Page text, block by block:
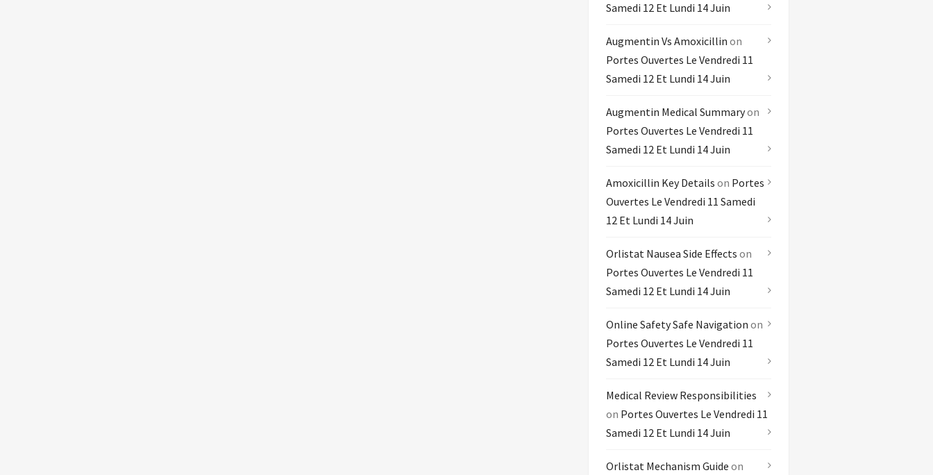
Samedi 12 Et Lundi 14 Juin
Augmentin Vs Amoxicillin on
Portes Ouvertes Le Vendredi 11
Samedi 12 Et Lundi 14 Juin
Augmentin Medical Summaryon
Portes Ouvertes Le Vendredi 11
Samedi 12 Et Lundi 14 Juin
Amoxicillin Key Details on Portes
Ouvertes Le Vendredi 11 Samedi
12 Et Lundi 14 Juin
Orlistat Nausea Side Effects on
Portes Ouvertes Le Vendredi 11
Samedi 12 Et Lundi 14 Juin
Online Safety Safe Navigation on
Portes Ouvertes Le Vendredi 11
Samedi 12 Et Lundi 14 Juin
Medical Review Responsibilities
on Portes Ouvertes Le Vendredi 11
Samedi 12 Et Lundi 14 Juin
Orlistat Mechanism Guide on